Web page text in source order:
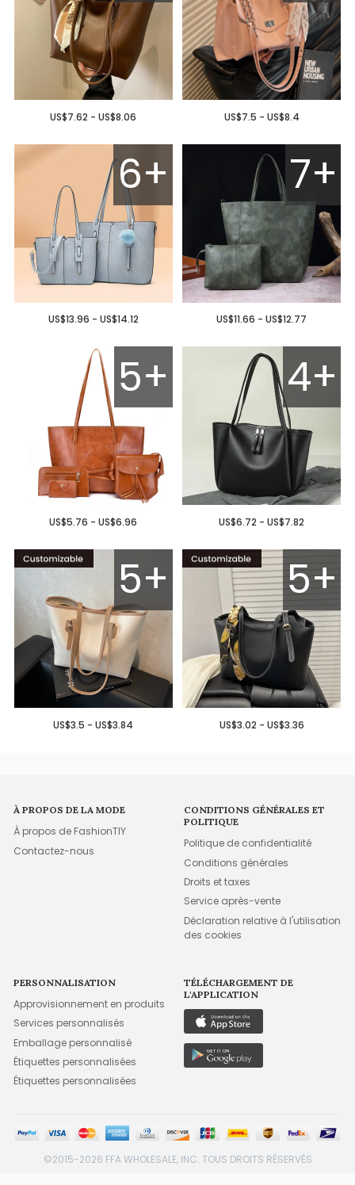
US$7.62 - US$8.06 US$7.5 - US$8.4
6+
US$13.96 - US$14.12
7+
US$11.66 - US$12.77
5+
US$5.76 - US$6.96
4+
US$6.72 - US$7.82
5+
US$3.5 - US$3.84
5+
US$3.02 - US$3.36
À PROPOS DE LA MODE
À propos de FashionTIY
Contactez-nous
CONDITIONS GÉNÉRALES ET
POLITIQUE
Politique de confidentialité
Conditions générales
Droits et taxes
Service après-vente
Déclaration relative à l'utilisation
des cookies
PERSONNALISATION
Approvisionnement en produits
Services personnalisés
Emballage personnalisé
Étiquettes personnalisées
Étiquettes personnalisées
TÉLÉCHARGEMENT DE
L'APPLICATION
©2015-2026 FFA WHOLESALE, INC. TOUS DROITS RÉSERVÉS